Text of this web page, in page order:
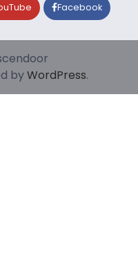
Facebook
byWordPress.